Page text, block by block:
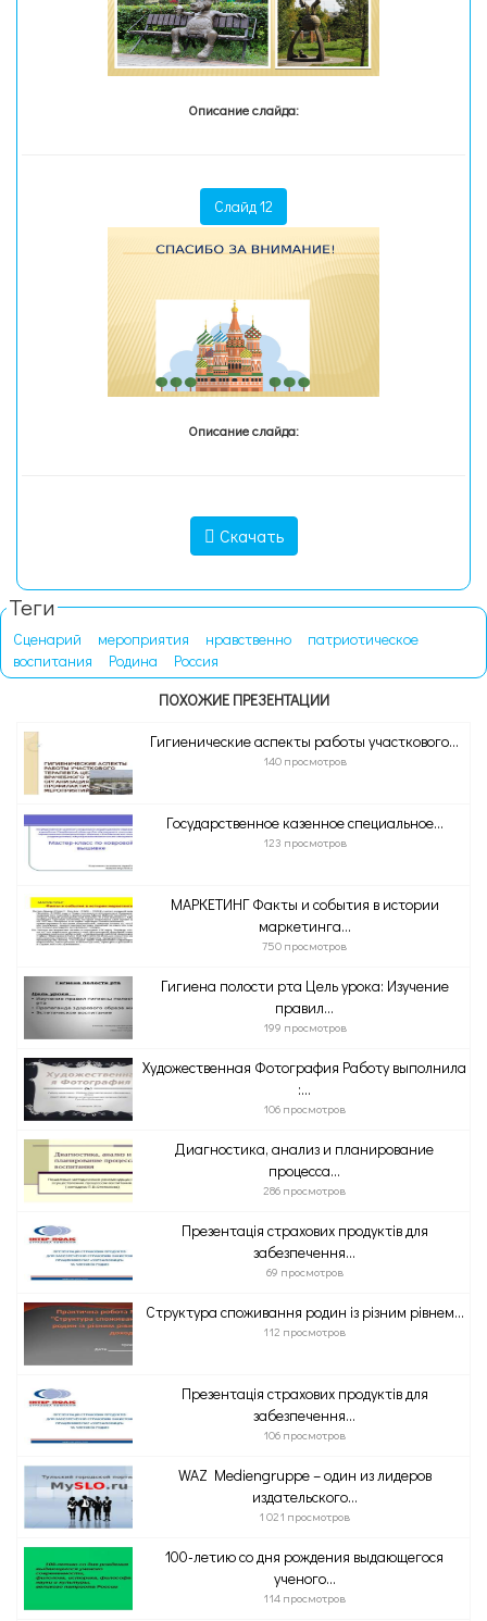
Описание слайда:
Слайд 12
Описание слайда:
Скачать
Теги
Сценарий мероприятия нравственно
патриотическое
воспитания
Родина
Россия
ПОХОЖИЕ ПРЕЗЕНТАЦИИ
Гигиенические аспекты работы участкового...
140 просмотров
Государственное казенное специальное...
123 просмотров
МАРКЕТИНГ Факты и события в истории
маркетинга...
750 просмотров
Гигиена полости рта Цель урока: Изучение
правил...
199 просмотров
Художественная Фотография Работу выполнила
:...
106 просмотров
Диагностика, анализ и планирование
процесса...
286 просмотров
Презентація страхових продуктів для
забезпечення...
69 просмотров
Структура споживання родин із різним рівнем...
112 просмотров
Презентація страхових продуктів для
забезпечення...
106 просмотров
WAZ Mediengruppe – один из лидеров
издательского...
1 021 просмотров
100-летию со дня рождения выдающегося
ученого...
114 просмотров